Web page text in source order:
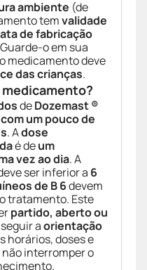
ambiente (de
temvalidade
de fabricação
o em sua
medicamento deve
das crianças.
deDozemast ®
um pouco de
. Adose
é deum
vez ao dia. A
ser inferior a 6
de B 6devem
tratamento. Este
partido, aberto ou
aorientação
horários, doses e
interromper o